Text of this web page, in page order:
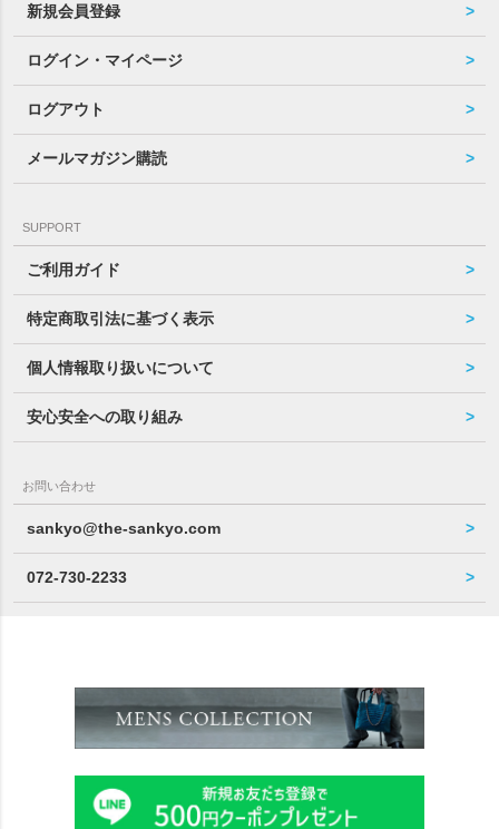
新規会員登録
ログイン・マイページ
ログアウト
メールマガジン購読
SUPPORT
ご利用ガイド
特定商取引法に基づく表示
個人情報取り扱いについて
安心安全への取り組み
お問い合わせ
sankyo@the-sankyo.com
072-730-2233